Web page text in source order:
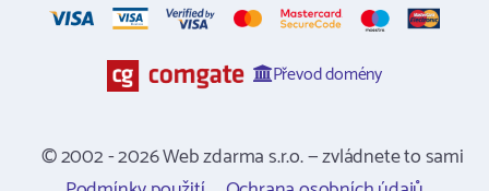
Převod domény
© 2002 - 2026 Web zdarma s.r.o. — zvládnete to sami